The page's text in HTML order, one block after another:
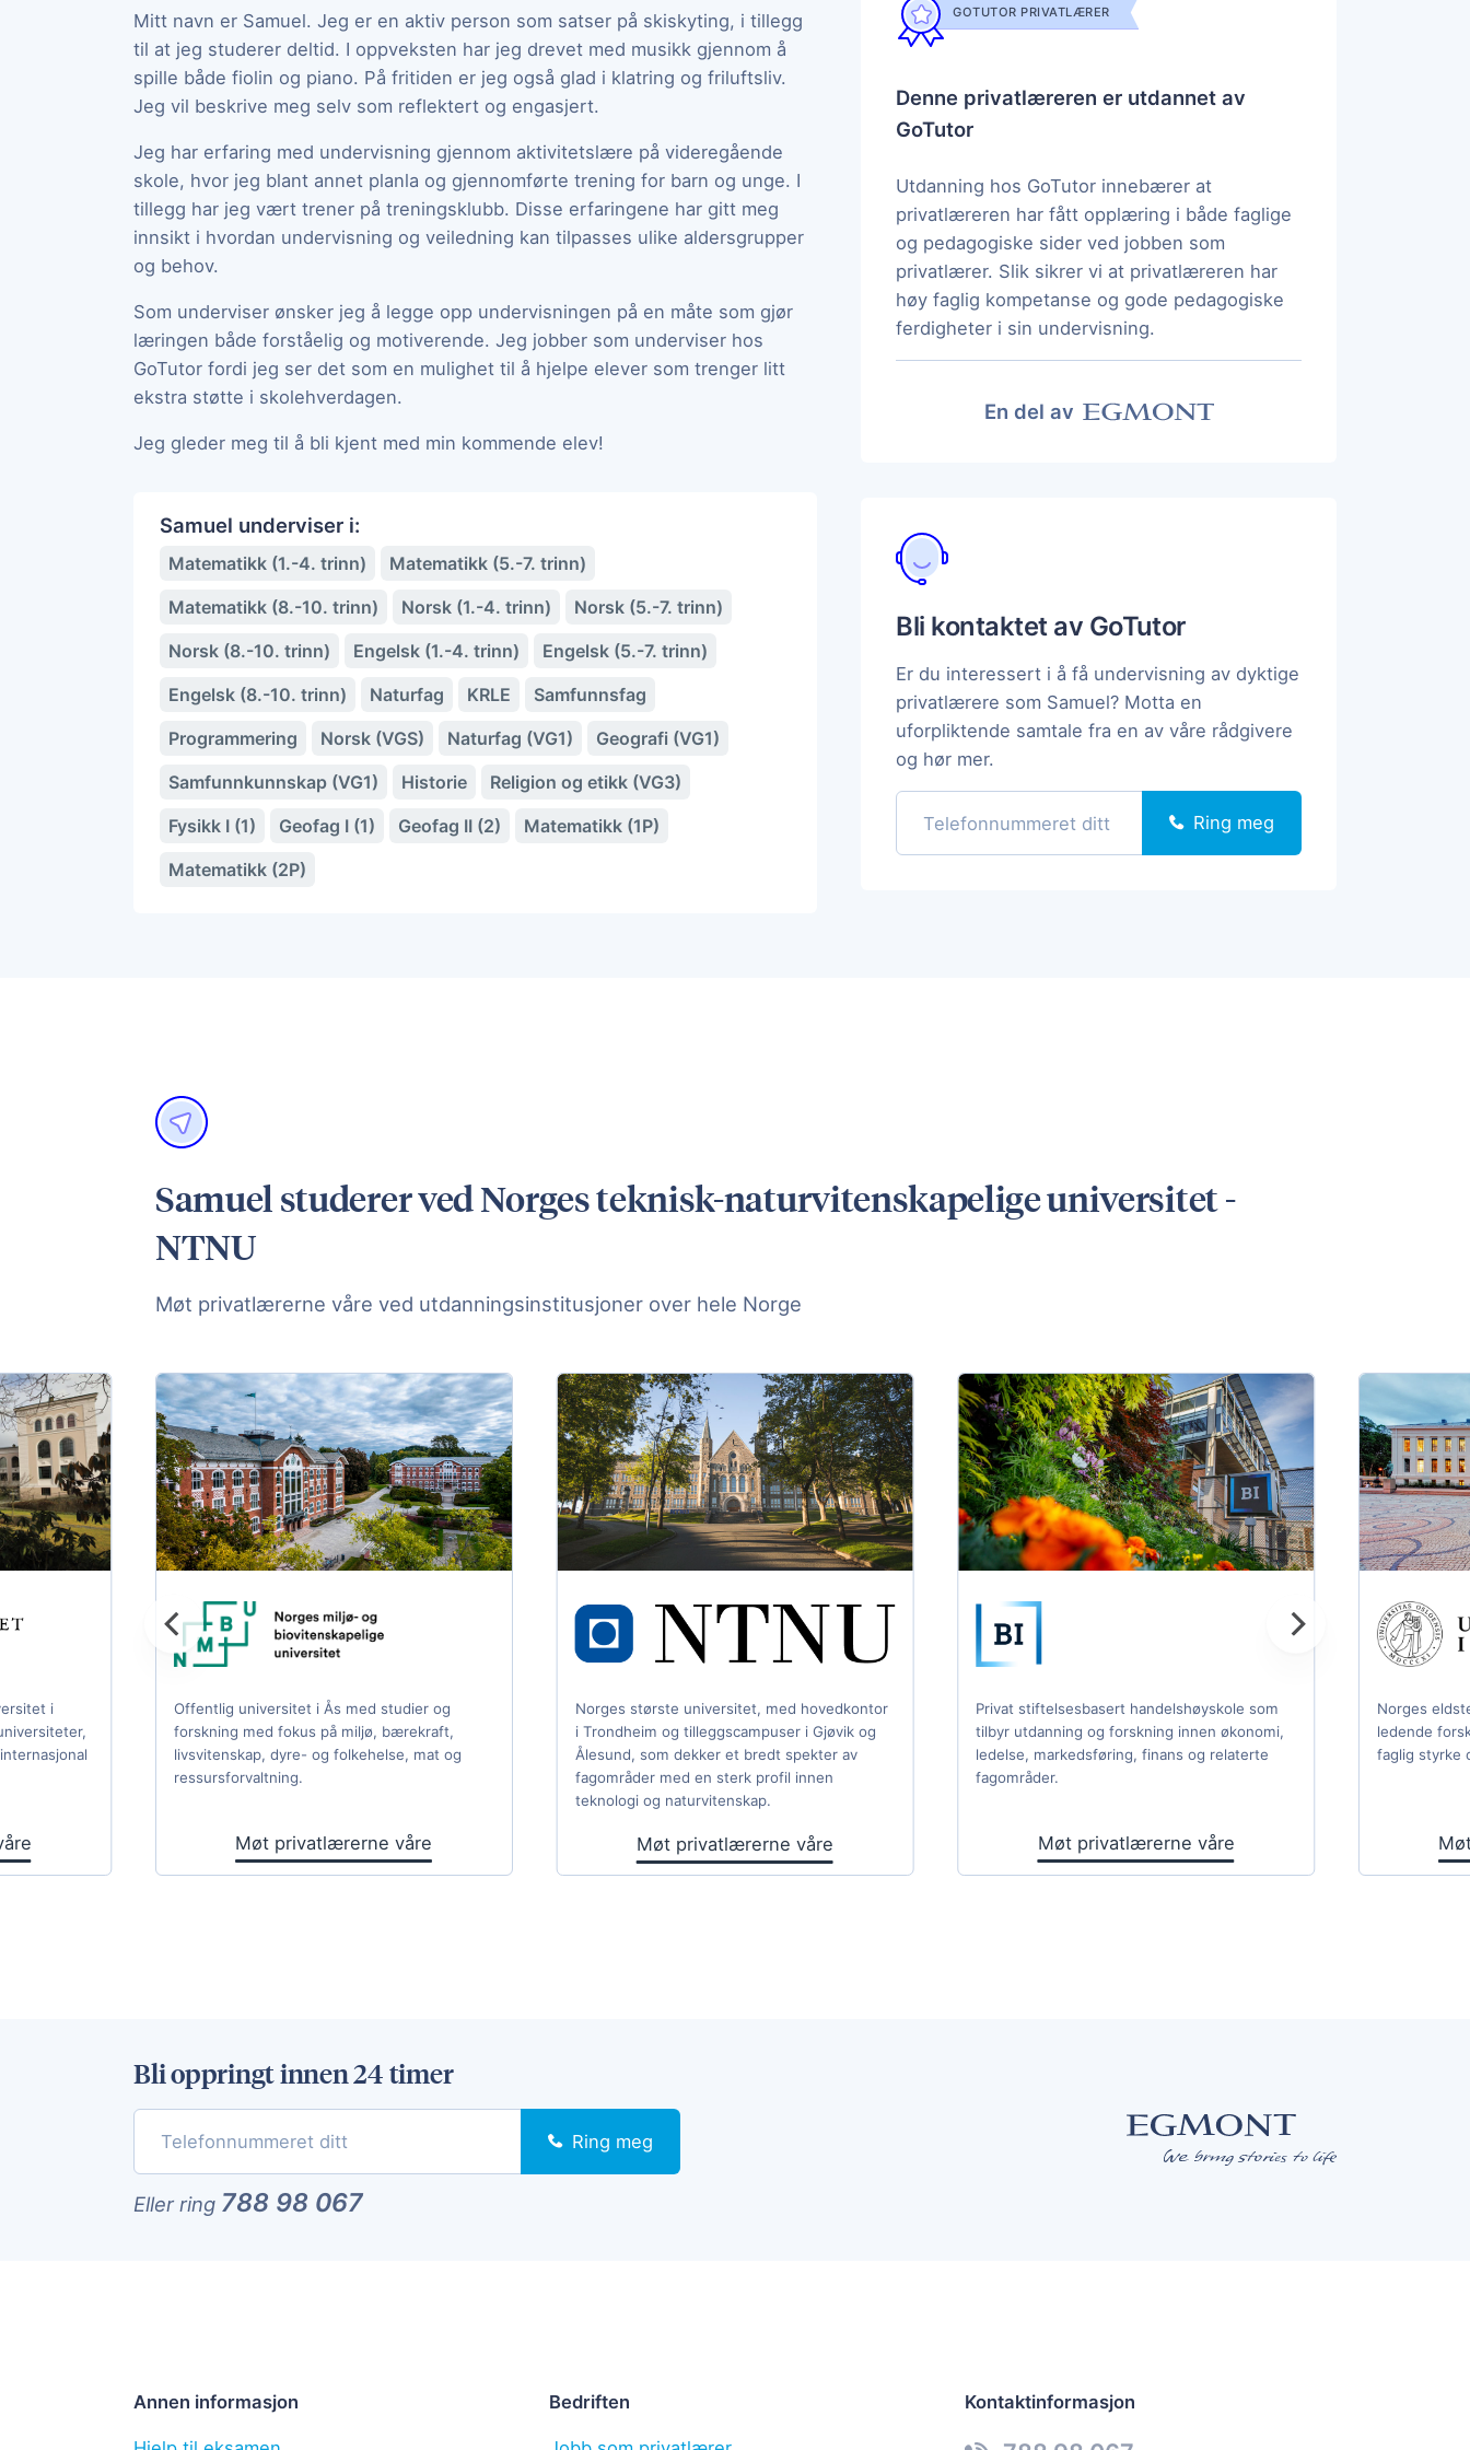
Mitt navn er Samuel. Jeg er en aktiv person som satser på skiskyting, i tillegg
til at jeg studerer deltid. I oppveksten har jeg drevet med musikk gjennom å
spille både fiolin og piano. På fritiden er jeg også glad i klatring og friluftsliv.
Jeg vil beskrive meg selv som reflektert og engasjert.
Jeg har erfaring med undervisning gjennom aktivitetslære på videregående
skole, hvor jeg blant annet planla og gjennomførte trening for barn og unge. I
tillegg har jeg vært trener på treningsklubb. Disse erfaringene har gitt meg
innsikt i hvordan undervisning og veiledning kan tilpasses ulike aldersgrupper
og behov.
Som underviser ønsker jeg å legge opp undervisningen på en måte som gjør
læringen både forståelig og motiverende. Jeg jobber som underviser hos
GoTutor fordi jeg ser det som en mulighet til å hjelpe elever som trenger litt
ekstra støtte i skolehverdagen.
Jeg gleder meg til å bli kjent med min kommende elev!
Samuel underviser i:
Matematikk (1.-4. trinn)
Matematikk (5.-7. trinn)
Matematikk (8.-10. trinn)
Norsk (1.-4. trinn)
Norsk (5.-7. trinn)
Norsk (8.-10. trinn)
Engelsk (1.-4. trinn)
Engelsk (5.-7. trinn)
Engelsk (8.-10. trinn)
Naturfag KRLE
Samfunnsfag
Programmering
Norsk (VGS) Naturfag (VG1)
Geografi (VG1)
Samfunnkunnskap (VG1)
Historie
Religion og etikk (VG3)
Fysikk I (1)
Geofag I (1) Geofag II (2)
Matematikk (1P)
Matematikk (2P)
GOTUTOR PRIVATLÆRER
Denne privatlæreren er utdannet av
GoTutor
Utdanning hos GoTutor innebærer at
privatlæreren har fått opplæring i både faglige
og pedagogiske sider ved jobben som
privatlærer. Slik sikrer vi at privatlæreren har
høy faglig kompetanse og gode pedagogiske
ferdigheter i sin undervisning.
En del av
Bli kontaktet av GoTutor
Er du interessert i å få undervisning av dyktige
privatlærere som Samuel? Motta en
uforpliktende samtale fra en av våre rådgivere
og hør mer.
Ring meg
Samuel studerer ved Norges teknisk-naturvitenskapelige universitet -
NTNU
Møt privatlærerne våre ved utdanningsinstitusjoner over hele Norge
Norges største universitet, med hovedkontor
i Trondheim og tilleggscampuser i Gjøvik og
Ålesund, som dekker et bredt spekter av
fagområder med en sterk profil innen
teknologi og naturvitenskap.
Møt privatlærerne våre
Privat stiftelsesbasert handelshøyskole som
tilbyr utdanning og forskning innen økonomi,
ledelse, markedsføring, finans og relaterte
fagområder.
Møt privatlærerne våre
Norges
ledende
faglig styrke
i
Offentlig universitet i Ås med studier og
forskning med fokus på miljø, bærekraft,
livsvitenskap, dyre- og folkehelse, mat og
ressursforvaltning.
Møt privatlærerne våre
Bli oppringt innen 24 timer
Ring meg
Eller ring 788 98 067
Annen informasjon Bedriften Kontaktinformasjon